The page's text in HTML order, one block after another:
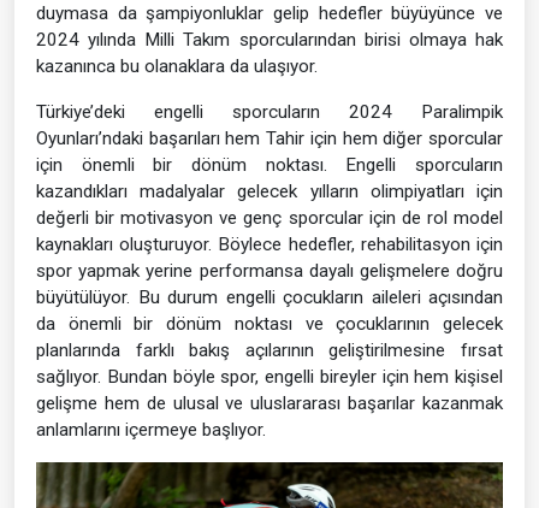
duymasa da şampiyonluklar gelip hedefler büyüyünce ve
2024 yılında Milli Takım sporcularından birisi olmaya hak
kazanınca bu olanaklara da ulaşıyor.
Türkiye’deki engelli sporcuların 2024 Paralimpik
Oyunları’ndaki başarıları hem Tahir için hem diğer sporcular
için önemli bir dönüm noktası. Engelli sporcuların
kazandıkları madalyalar gelecek yılların olimpiyatları için
değerli bir motivasyon ve genç sporcular için de rol model
kaynakları oluşturuyor. Böylece hedefler, rehabilitasyon için
spor yapmak yerine performansa dayalı gelişmelere doğru
büyütülüyor. Bu durum engelli çocukların aileleri açısından
da önemli bir dönüm noktası ve çocuklarının gelecek
planlarında farklı bakış açılarının geliştirilmesine fırsat
sağlıyor. Bundan böyle spor, engelli bireyler için hem kişisel
gelişme hem de ulusal ve uluslararası başarılar kazanmak
anlamlarını içermeye başlıyor.